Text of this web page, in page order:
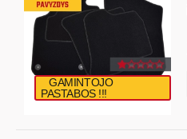
GAMINTOJO
PASTABOS !!!